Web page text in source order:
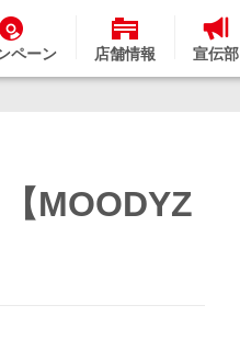
ペーン 店舗情報 宣伝部
MOODYZ